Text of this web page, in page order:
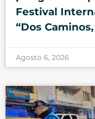
Festival
“Dos
Agosto 6, 2026